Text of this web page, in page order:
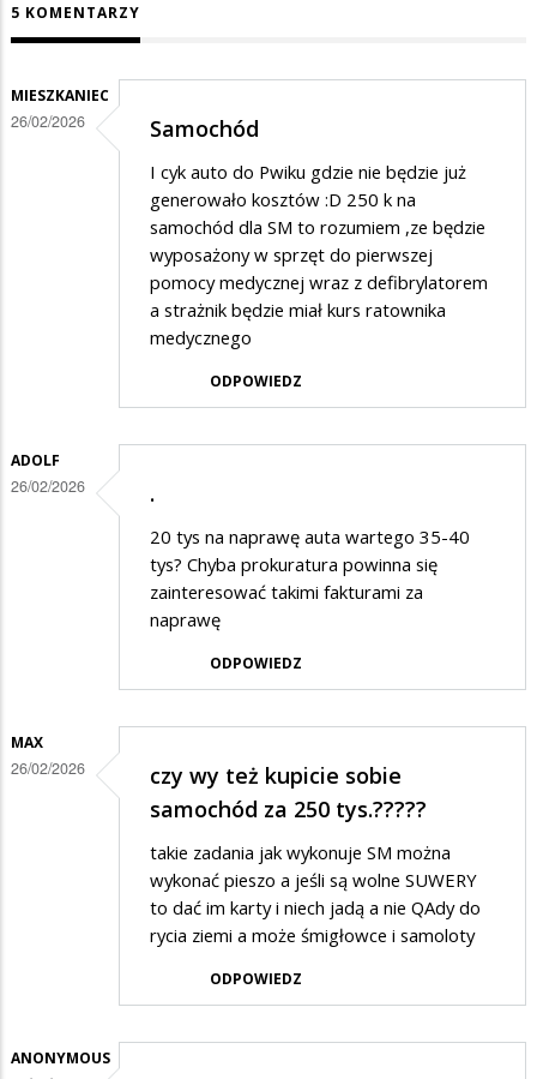
5 KOMENTARZY
MIESZKANIEC
26/02/2026 Samochód
I cyk auto do Pwiku gdzie nie będzie już
generowało kosztów :D 250 k na
samochód dla SM to rozumiem ,ze będzie
wyposażony w sprzęt do pierwszej
pomocy medycznej wraz z defibrylatorem
a strażnik będzie miał kurs ratownika
medycznego
ODPOWIEDZ
ADOLF
26/02/2026 .
20 tys na naprawę auta wartego 35-40
tys? Chyba prokuratura powinna się
zainteresować takimi fakturami za
naprawę
ODPOWIEDZ
MAX
26/02/2026
czy wy też kupicie sobie
samochód za 250 tys.?????
takie zadania jak wykonuje SM można
wykonać pieszo a jeśli są wolne SUWERY
to dać im karty i niech jadą a nie QAdy do
rycia ziemi a może śmigłowce i samoloty
ODPOWIEDZ
ANONYMOUS